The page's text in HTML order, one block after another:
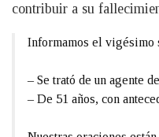
contribuir a su
Informamos el vigésimo
– Se trató de un agente
– De 51 años, con